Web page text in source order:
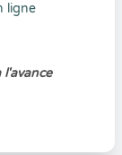
ligne
l'avance